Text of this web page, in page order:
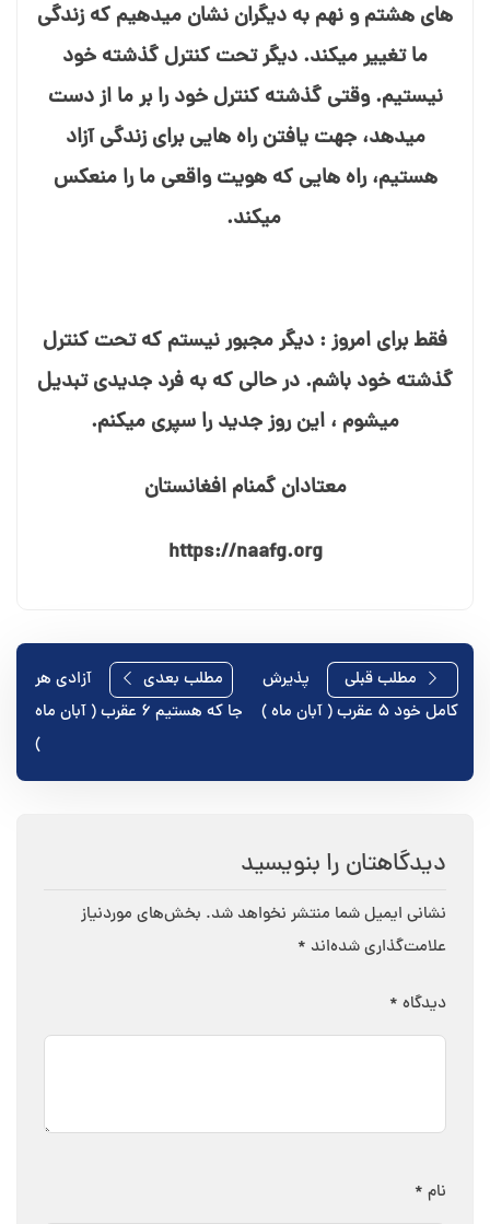
های هشتم و نهم به دیگران نشان می⁯دهیم که زندگی
ما تغییر می⁯کند. دیگر تحت کنترل گذشته خود
نیستیم. وقتی گذشته کنترل خود را بر ما از دست
می⁯دهد، جهت یافتن راه⁯ هایی برای زندگی آزاد
هستیم، راه⁯ هایی که هویت واقعی ما را منعکس
می⁯کند.
فقط برای امروز : دیگر مجبور نیستم که تحت کنترل
گذشته خود باشم. در حالی که به فرد جدیدی تبدیل
می⁯شوم ، این روز جدید را سپری می⁯کنم.
معتادان گمنام افغانستان
https://naafg.org
راهبریمطلب قبلی
پذیرش
کامل خود ۵ عقرب ( آبان ماه )
مطلب بعدی
آزادی هر
جا که هستیم ۶ عقرب ( آبان ماه
)
دیدگاهتان را بنویسید
نشانی ایمیل شما منتشر نخواهد شد. بخش‌های موردنیاز
علامت‌گذاری شده‌اند *
دیدگاه *
نام *